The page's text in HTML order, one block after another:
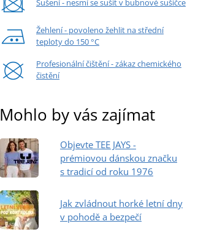
Sušení - nesmí se sušit v bubnové sušičce
Žehlení - povoleno žehlit na střední
teploty do 150 °C
Profesionální čištění - zákaz chemického
čistění
Mohlo by vás zajímat
Objevte TEE JAYS -
prémiovou dánskou značku
s tradicí od roku 1976
Jak zvládnout horké letní dny
v pohodě a bezpečí